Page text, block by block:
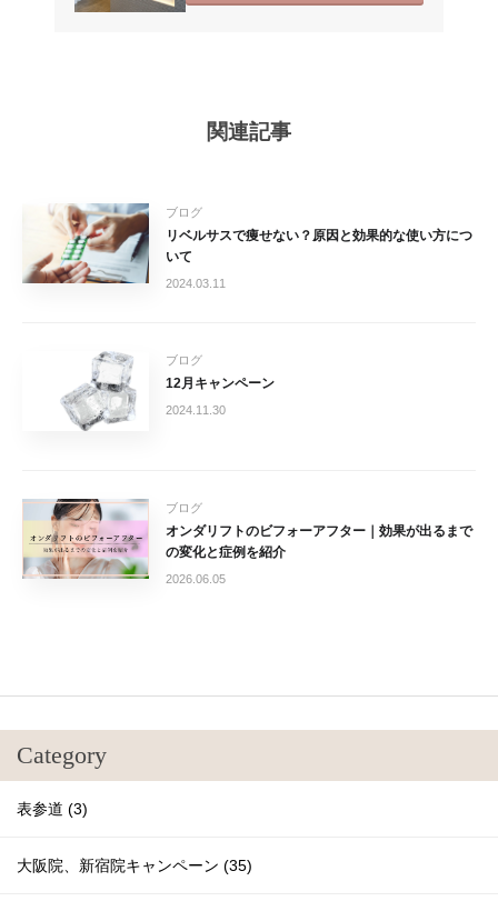
関連記事
ブログ
リベルサスで痩せない？原因と効果的な使い方につ
いて
2024.03.11
ブログ
12月キャンペーン
2024.11.30
ブログ
オンダリフトのビフォーアフター｜効果が出るまで
の変化と症例を紹介
2026.06.05
Category
表参道 (3)
大阪院、新宿院キャンペーン (35)